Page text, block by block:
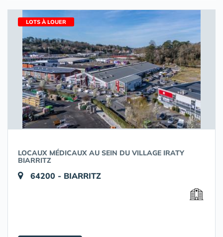
LOTS À LOUER
LOCAUX MÉDICAUX AU SEIN DU VILLAGE IRATY
BIARRITZ
64200 - BIARRITZ